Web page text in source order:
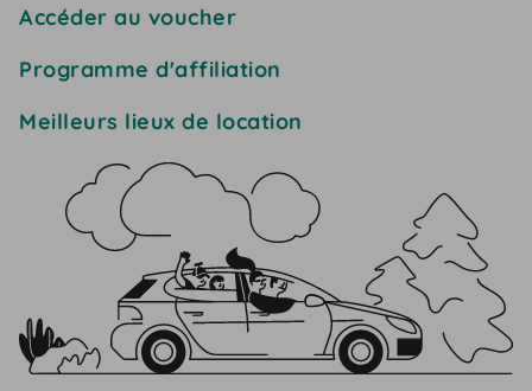
Accéder au voucher
Programme d'affiliation
Meilleurs lieux de location